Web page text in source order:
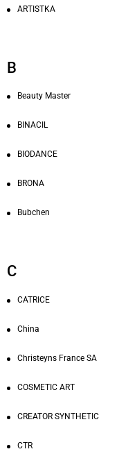
ARTISTKA
B
Beauty Master
BINACIL
BIODANCE
BRONA
Bubchen
C
CATRICE
China
Christeyns France SA
COSMETIC ART
CREATOR SYNTHETIC
CTR